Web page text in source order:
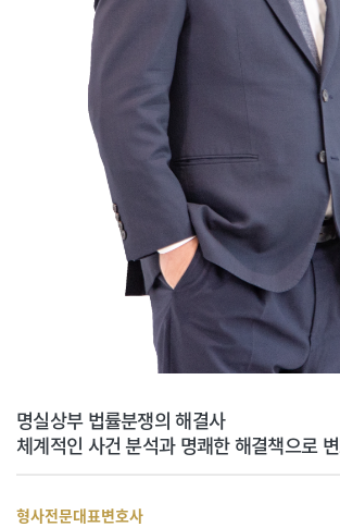
명실상부 법률분쟁의 해결사
체계적인 사건 분석과 명쾌한 해결책으로
형사전문대표변호사